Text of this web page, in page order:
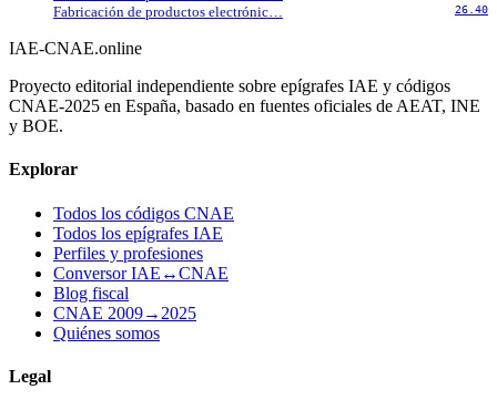
Fabricación de productos electrónic… 26.40
IAE-CNAE.online
Proyecto editorial independiente sobre epígrafes IAE y códigos
CNAE-2025 en España, basado en fuentes oficiales de AEAT, INE
y BOE.
Explorar
Todos los códigos CNAE
Todos los epígrafes IAE
Perfiles y profesiones
Conversor IAE↔CNAE
Blog fiscal
CNAE 2009→2025
Quiénes somos
Legal